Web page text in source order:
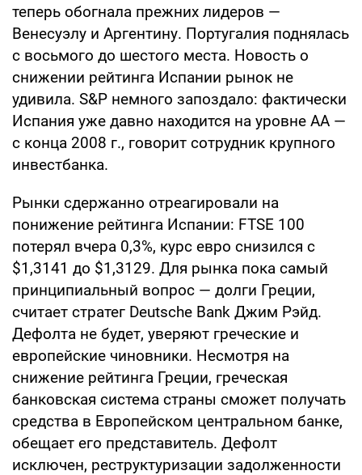
теперь обогнала прежних лидеров —
Венесуэлу и Аргентину. Португалия поднялась
с восьмого до шестого места. Новость о
снижении рейтинга Испании рынок не
удивила. S&P немного запоздало: фактически
Испания уже давно находится на уровне AA —
с конца 2008 г., говорит сотрудник крупного
инвестбанка.
Рынки сдержанно отреагировали на
понижение рейтинга Испании: FTSE 100
потерял вчера 0,3%, курс евро снизился с
$1,3141 до $1,3129. Для рынка пока самый
принципиальный вопрос — долги Греции,
считает стратег Deutsche Bank Джим Рэйд.
Дефолта не будет, уверяют греческие и
европейские чиновники. Несмотря на
снижение рейтинга Греции, греческая
банковская система страны сможет получать
средства в Европейском центральном банке,
обещает его представитель. Дефолт
исключен, реструктуризации задолженности